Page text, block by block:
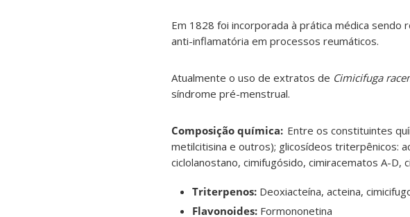
Em 1828 foi incorporada à prática médica
anti-inflamatória em processos reumáticos.
Atualmente o uso de extratos de Cimicifuga
síndrome pré-menstrual.
Composição química: Entre os constituintes
metilcitisina e outros); glicosídeos triterpênicos:
ciclolanostano, cimifugósido, cimiracematos A-D,
Triterpenos: Deoxiacteína, acteina,
Flavonoides: Formononetina